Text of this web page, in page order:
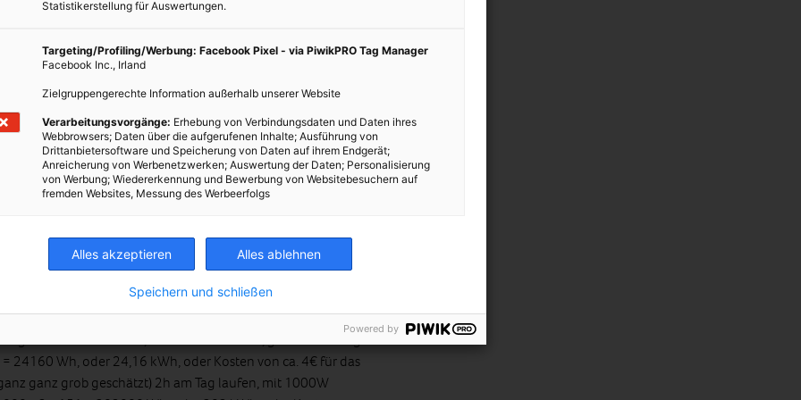
genug Holz ab, um über den Winter zu kommen. Das
sein (richtige
(Heizung oder Licht?)
ihre Pflanzen überwintert und dazu einen kleinen
An kalten Tagen muss der sehr beschäftigt gewesen sein:
Die Werkstatt grenzt auch nicht an eine beheizte Mauer.
5°C zu halten, ist daher sehr energieintensiv. Die Alternative
ist das ganze Jahr über frostfrei, aber finster. Nichts ist leichter,
für Pflanzen zu schaffen: letztes Jahr probiert, hatte ich
mit zwei 10W-LED-Baustrahlern und einem Timer über den
täglich 8h leuchten hat lassen.
November im Keller, bis etwa Ende März, gesamt 151 Tage.
24160 Wh, oder 24,16 kWh, oder Kosten von ca. 4€ für das
ganz grob geschätzt) 2h am Tag laufen, mit 1000W
Statistikerstellung für Auswertungen.
Targeting/Profiling/Werbung: Facebook Pixel - via PiwikPRO Tag Manager
Facebook Inc., Irland
Zielgruppengerechte Information außerhalb unserer Website
Verarbeitungsvorgänge: Erhebung von Verbindungsdaten und Daten ihres
Webbrowsers; Daten über die aufgerufenen Inhalte; Ausführung von
Drittanbietersoftware und Speicherung von Daten auf ihrem Endgerät;
Anreicherung von Werbenetzwerken; Auswertung der Daten; Personalisierung
von Werbung; Wiedererkennung und Bewerbung von Websitebesuchern auf
fremden Websites, Messung des Werbeerfolgs
Alles akzeptieren Alles ablehnen
Speichern und schließen
Powered by